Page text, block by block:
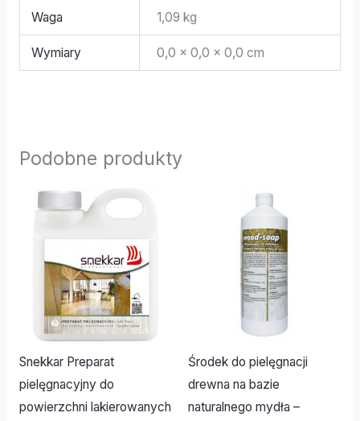
Waga 1,09 kg
Wymiary 0,0 × 0,0 × 0,0 cm
Podobne produkty
Snekkar Preparat
pielęgnacyjny do
powierzchni lakierowanych
Środek do pielęgnacji
drewna na bazie
naturalnego mydła –